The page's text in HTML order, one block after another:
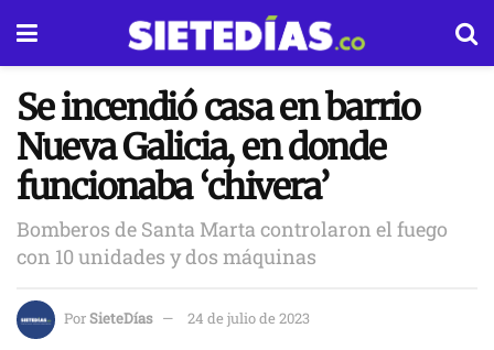
Se incendió casa en barrio
Nueva Galicia, en donde
funcionaba ‘chivera’
Bomberos de Santa Marta controlaron el fuego
con 10 unidades y dos máquinas
PorSieteDías 24 de julio de 2023